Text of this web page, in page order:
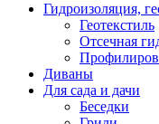
Гидроизоляция,
Геотекстиль
Отсечная
Диваны
Для сада и дачи
Беседки